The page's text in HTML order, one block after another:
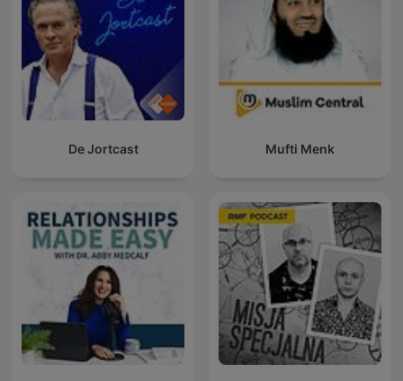
De Jortcast Mufti Menk